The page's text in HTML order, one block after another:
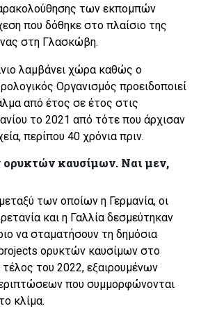
των εκπομπών
που δόθηκε στο πλαίσιο της
στη Γλασκώβη.
λαμβάνει χώρα καθώς ο
Οργανισμός προειδοποιεί
από έτος σε έτος στις
το 2021 από τότε που άρχισαν
περίπου 40 χρόνια πριν.
ορυκτών καυσίμων. Ναι μεν,
των οποίων η Γερμανία, οι
και η Γαλλία δεσμεύτηκαν
να σταματήσουν τη δημόσια
ορυκτών καυσίμων στο
του 2022, εξαιρουμένων
που συμμορφώνονται
κλίμα.